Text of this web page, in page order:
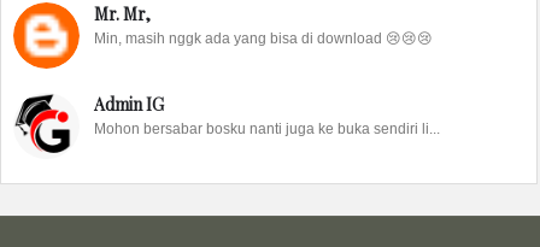
Mr. Mr,
Min, masih nggk ada yang bisa di download 😢😢😢
Admin IG
Mohon bersabar bosku nanti juga ke buka sendiri li...